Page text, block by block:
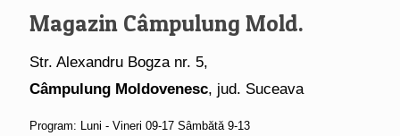
Magazin Câmpulung Mold.
Str. Alexandru Bogza nr. 5,
Câmpulung Moldovenesc, jud. Suceava
Program: Luni - Vineri 09-17 Sâmbătă 9-13